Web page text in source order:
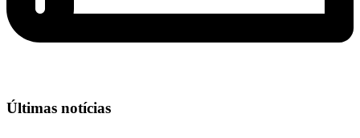
Últimas notícias